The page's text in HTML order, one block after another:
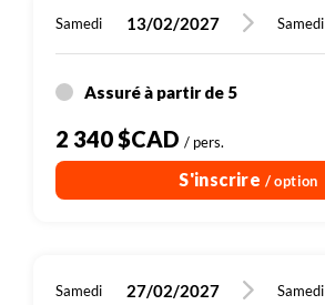
Samedi 13/02/2027 Samedi
Assuré à partir de 5
2 340 $CAD / pers.
S'inscrire / option
Samedi 27/02/2027 Samedi